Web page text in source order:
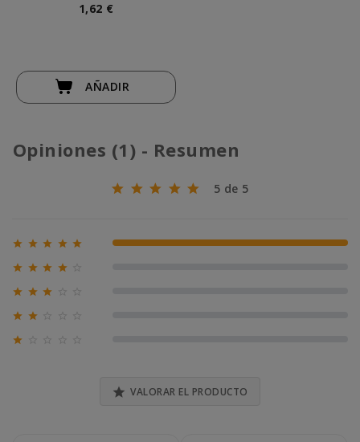
1,62 €
AÑADIR
Opiniones (1) - Resumen
5 de 5
     100% (1)
   
  
 

 VALORAR EL PRODUCTO